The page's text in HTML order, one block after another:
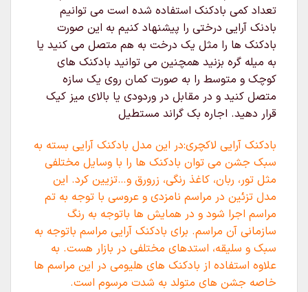
تعداد کمی بادکنک استفاده شده است می توانیم
بادنک آرایی درختی را پیشنهاد کنیم به این صورت
بادکنک ها را مثل یک درخت به هم متصل می کنید یا
به میله گره بزنید همچنین می توانید بادکنک های
کوچک و متوسط را به صورت کمان روی یک سازه
متصل کنید و در مقابل در وردودی یا بالای میز کیک
قرار دهید. اجاره بک گراند مستطیل
بادکنک آرایی لاکچری:در این مدل بادکنک آرایی بسته به
سبک جشن می توان بادکنک ها را با وسایل مختلفی
مثل تور، ربان، کاغذ رنگی، زرورق و…تزیین کرد. این
مدل تزئین در مراسم نامزدی و عروسی با توجه به تم
مراسم اجرا شود و در همایش ها باتوجه به رنگ
سازمانی آن مراسم. برای بادکنک آرایی مراسم باتوجه به
سبک و سلیقه، استدهای مختلفی در بازار هست. به
علاوه استفاده از بادکنک های هلیومی در این مراسم ها
خاصه جشن های متولد به شدت مرسوم است.